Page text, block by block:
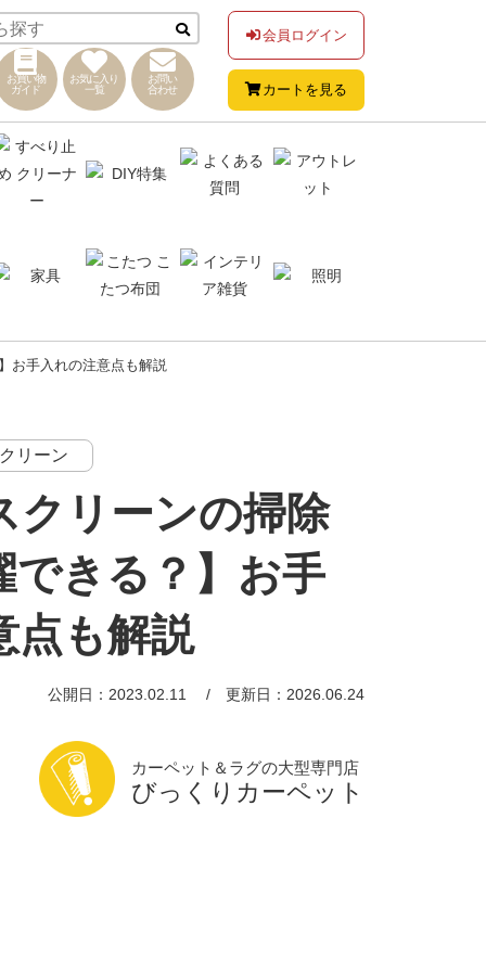
お買い物
ガイド
お気に入り
一覧
お問い
合わせ
会員ログイン
カートを見る
お手入れの注意点も解説
リーン
クリーンの掃除
できる？】お手
点も解説
公開日：2023.02.11 更新日：2026.06.24
カーペット＆ラグの大型専門店
びっくりカーペット